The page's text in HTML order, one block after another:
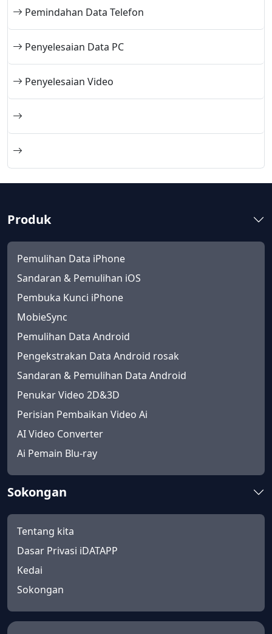
Pemindahan Data Telefon
Penyelesaian Data PC
Penyelesaian Video
Produk
Pemulihan Data iPhone
Sandaran & Pemulihan iOS
Pembuka Kunci iPhone
MobieSync
Pemulihan Data Android
Pengekstrakan Data Android rosak
Sandaran & Pemulihan Data Android
Penukar Video 2D&3D
Perisian Pembaikan Video Ai
AI Video Converter
Ai Pemain Blu-ray
Sokongan
Tentang kita
Dasar Privasi iDATAPP
Kedai
Sokongan